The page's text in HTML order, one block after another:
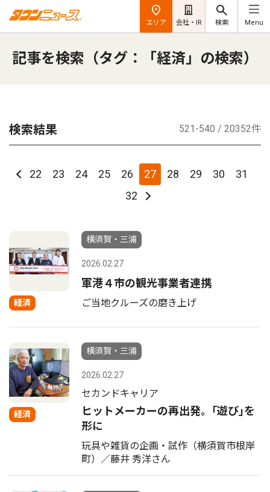
エリア 会社・IR 検索 Menu
記事を検索（タグ：「経済」の検索）
検索結果 521-540 / 20352件
22 23 24 25 26 27 28 29 30
31
32
経済
横須賀・三浦
2026.02.27
軍港４市の観光事業者連携
ご当地クルーズの磨き上げ
経済
横須賀・三浦
2026.02.27
セカンドキャリア
ヒットメーカーの再出発。｢遊び｣を
形に
玩具や雑貨の企画・試作（横須賀市根岸
町）／藤井 秀洋さん